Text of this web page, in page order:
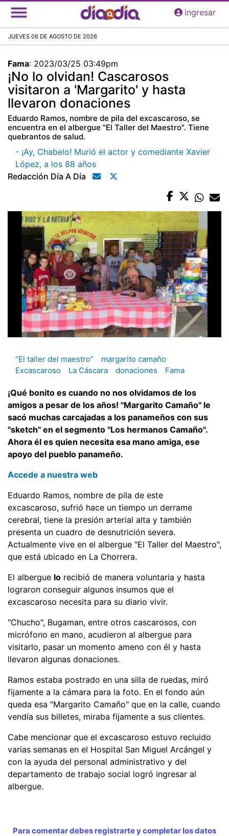
Pasar
al
principal
ingresar
JUEVES 06 DE AGOSTO DE 2026
Fama: 2023/03/25 03:49pm
¡No lo olvidan! Cascarosos
visitaron a 'Margarito' y hasta
llevaron donaciones
Eduardo Ramos, nombre de pila del excascaroso, se
encuentra en el albergue "El Taller del Maestro". Tiene
quebrantos de salud.
- ¡Ay, Chabelo! Murió el actor y comediante Xavier
López, a los 88 años
Redacción Día A Día
“El taller del maestro”
margarito camaño
Excascaroso
La Cáscara donaciones Fama
¡Qué bonito es cuando no nos olvidamos de los
amigos a pesar de los años! "Margarito Camaño" le
sacó muchas carcajadas a los panameños con sus
"sketch" en el segmento "Los hermanos Camaño".
Ahora él es quien necesita esa mano amiga, ese
apoyo del pueblo panameño.
Accede a nuestra web
Eduardo Ramos, nombre de pila de este
excascaroso, sufrió hace un tiempo un derrame
cerebral, tiene la presión arterial alta y también
presenta un cuadro de desnutrición severa.
Actualmente vive en el albergue "El Taller del Maestro",
que está ubicado en La Chorrera.
El albergue lo recibió de manera voluntaria y hasta
lograron conseguir algunos insumos que el
excascaroso necesita para su diario vivir.
"Chucho", Bugaman, entre otros cascarosos, con
micrófono en mano, acudieron al albergue para
visitarlo, pasar un momento ameno con él y hasta
llevaron algunas donaciones.
Ramos estaba postrado en una silla de ruedas, miró
fijamente a la cámara para la foto. En el fondo aún
queda esa "Margarito Camaño" que en la calle, cuando
vendía sus billetes, miraba fijamente a sus clientes.
Cabe mencionar que el excascaroso estuvo recluido
varias semanas en el Hospital San Miguel Arcángel y
con la ayuda del personal administrativo y del
departamento de trabajo social logró ingresar al
albergue.
Para comentar debes registrarte y completar los datos